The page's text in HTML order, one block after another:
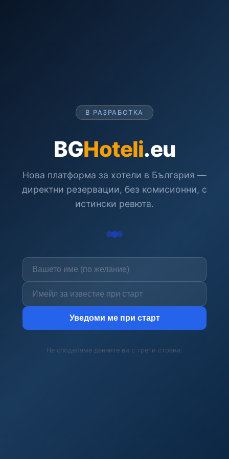
В РАЗРАБОТКА
BGHoteli.eu
Нова платформа за хотели в България —
директни резервации, без комисионни, с
истински ревюта.
Уведоми ме при старт
Не споделяме данните ви с трети страни.